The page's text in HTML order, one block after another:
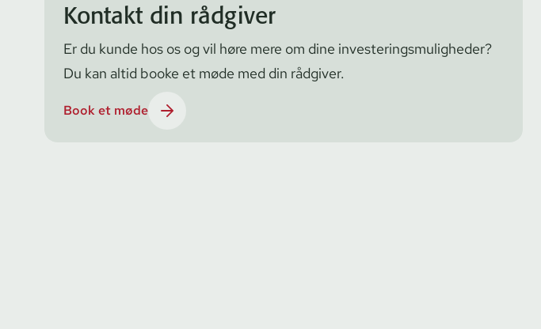
Kontakt din rådgiver
Er du kunde hos os og vil høre mere om dine in­ve­ste­rings­mu­lig­he­der?
Du kan altid booke et møde med din rådgiver.
Book et møde